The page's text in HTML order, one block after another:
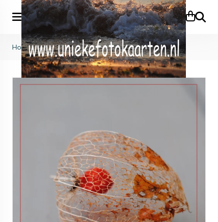
Zoeken
Home>Herfst>KB (497)